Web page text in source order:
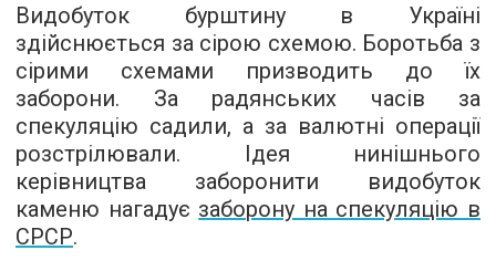
Видобуток бурштину в Україні
здійснюється за сірою схемою. Боротьба з
сірими схемами призводить до їх
заборони. За радянських часів за
спекуляцію садили, а за валютні операції
розстрілювали. Ідея нинішнього
керівництва заборонити видобуток
каменю нагадує заборону на спекуляцію в
СРСР.